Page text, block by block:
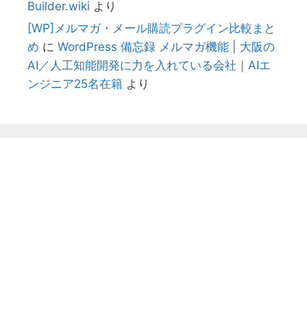
Builder.wiki より
[WP]メルマガ・メール購読プラグイン比較まと
め に WordPress 備忘録 メルマガ機能 | 大阪の
AI／人工知能開発に力を入れている会社｜AIエ
ンジニア25名在籍 より